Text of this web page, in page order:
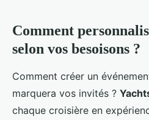
Comment
selon vos besoisons ?
Comment créer un
marquera vos invités ?
chaque croisière en